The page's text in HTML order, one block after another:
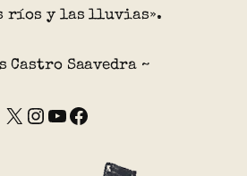
ríos y las lluvias».
Castro Saavedra ~
X Instagram YouTube Facebook